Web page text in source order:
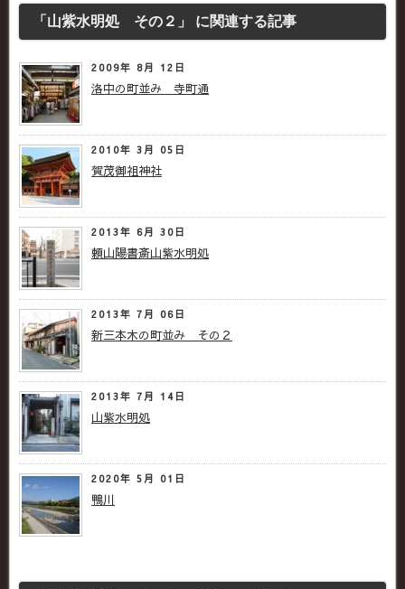
「山紫水明処 その２」 に関連する記事
2009年 8月 12日
洛中の町並み 寺町通
2010年 3月 05日
賀茂御祖神社
2013年 6月 30日
頼山陽書斎山紫水明処
2013年 7月 06日
新三本木の町並み その２
2013年 7月 14日
山紫水明処
2020年 5月 01日
鴨川